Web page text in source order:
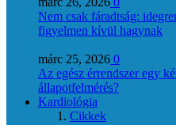
Nem csak fáradtság:
figyelmen kívül hagynak
márc 25, 2026 0
Az egész érrendszer egy
állapotfelmérés?
Kardiológia
Cikkek